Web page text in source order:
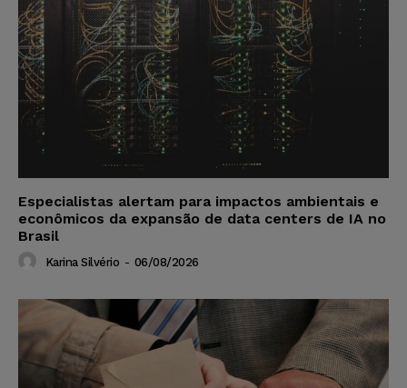
Especialistas alertam para impactos ambientais e
econômicos da expansão de data centers de IA no
Brasil
Karina Silvério - 06/08/2026